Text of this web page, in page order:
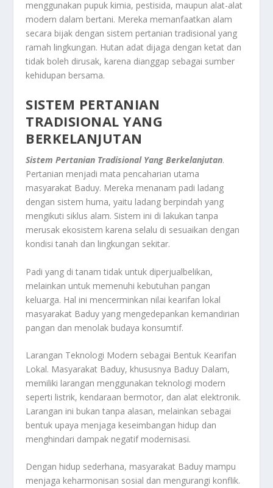
menggunakan pupuk kimia, pestisida, maupun alat-alat
modern dalam bertani. Mereka memanfaatkan alam
secara bijak dengan sistem pertanian tradisional yang
ramah lingkungan. Hutan adat dijaga dengan ketat dan
tidak boleh dirusak, karena dianggap sebagai sumber
kehidupan bersama.
SISTEM PERTANIAN
TRADISIONAL YANG
BERKELANJUTAN
Sistem Pertanian Tradisional Yang Berkelanjutan.
Pertanian menjadi mata pencaharian utama
masyarakat Baduy. Mereka menanam padi ladang
dengan sistem huma, yaitu ladang berpindah yang
mengikuti siklus alam. Sistem ini di lakukan tanpa
merusak ekosistem karena selalu di sesuaikan dengan
kondisi tanah dan lingkungan sekitar.
Padi yang di tanam tidak untuk diperjualbelikan,
melainkan untuk memenuhi kebutuhan pangan
keluarga. Hal ini mencerminkan nilai kearifan lokal
masyarakat Baduy yang mengedepankan kemandirian
pangan dan menolak budaya konsumtif.
Larangan Teknologi Modern sebagai Bentuk Kearifan
Lokal. Masyarakat Baduy, khususnya Baduy Dalam,
memiliki larangan menggunakan teknologi modern
seperti listrik, kendaraan bermotor, dan alat elektronik.
Larangan ini bukan tanpa alasan, melainkan sebagai
bentuk upaya menjaga keseimbangan hidup dan
menghindari dampak negatif modernisasi.
Dengan hidup sederhana, masyarakat Baduy mampu
menjaga keharmonisan sosial dan mengurangi konflik.